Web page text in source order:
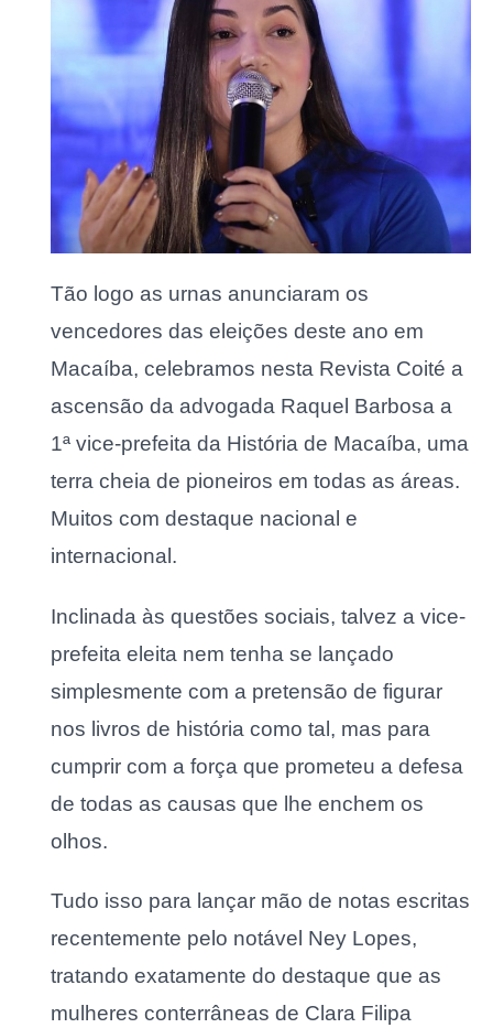
Tão logo as urnas anunciaram os
vencedores das eleições deste ano em
Macaíba, celebramos nesta Revista Coité a
ascensão da advogada Raquel Barbosa a
1ª vice-prefeita da História de Macaíba, uma
terra cheia de pioneiros em todas as áreas.
Muitos com destaque nacional e
internacional.
Inclinada às questões sociais, talvez a vice-
prefeita eleita nem tenha se lançado
simplesmente com a pretensão de figurar
nos livros de história como tal, mas para
cumprir com a força que prometeu a defesa
de todas as causas que lhe enchem os
olhos.
Tudo isso para lançar mão de notas escritas
recentemente pelo notável Ney Lopes,
tratando exatamente do destaque que as
mulheres conterrâneas de Clara Filipa